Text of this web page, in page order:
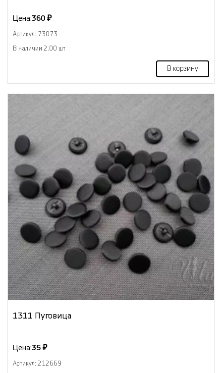
Цена:360 ₽
Артикул: 73073
В наличии 2.00 шт
В корзину
1311 Пуговица
Цена:35 ₽
Артикул: 212669